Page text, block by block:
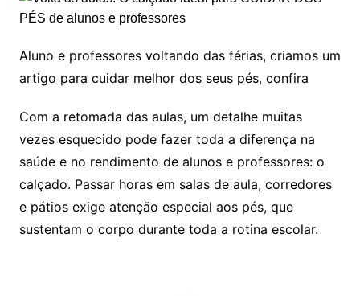
Aluno e professores voltando das férias, criamos um
artigo para cuidar melhor dos seus pés, confira
Com a retomada das aulas, um detalhe muitas
vezes esquecido pode fazer toda a diferença na
saúde e no rendimento de alunos e professores: o
calçado. Passar horas em salas de aula, corredores
e pátios exige atenção especial aos pés, que
sustentam o corpo durante toda a rotina escolar.